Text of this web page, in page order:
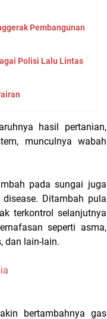
Pembangunan
Polisi Lalu Lintas
hasil pertanian,
munculnya wabah
pada sungai juga
Ditambah pula
terkontrol selanjutnya
seperti asma,
dan lain-lain.
bertambahnya gas